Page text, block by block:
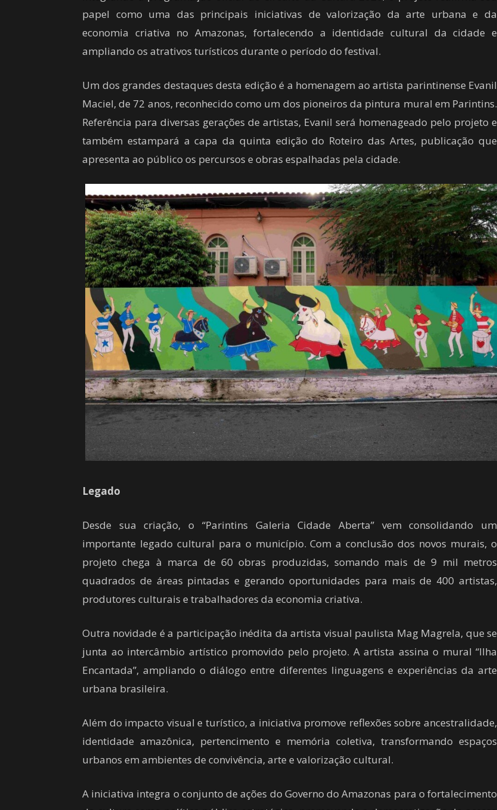
papel como uma das principais iniciativas de valorização da arte urbana e da
economia criativa no Amazonas, fortalecendo a identidade cultural da cidade e
ampliando os atrativos turísticos durante o período do festival.
Um dos grandes destaques desta edição é a homenagem ao artista parintinense Evanil
Maciel, de 72 anos, reconhecido como um dos pioneiros da pintura mural em Parintins.
Referência para diversas gerações de artistas, Evanil será homenageado pelo projeto e
também estampará a capa da quinta edição do Roteiro das Artes, publicação que
apresenta ao público os percursos e obras espalhadas pela cidade.
Legado
Desde sua criação, o “Parintins Galeria Cidade Aberta” vem consolidando um
importante legado cultural para o município. Com a conclusão dos novos murais, o
projeto chega à marca de 60 obras produzidas, somando mais de 9 mil metros
quadrados de áreas pintadas e gerando oportunidades para mais de 400 artistas,
produtores culturais e trabalhadores da economia criativa.
Outra novidade é a participação inédita da artista visual paulista Mag Magrela, que se
junta ao intercâmbio artístico promovido pelo projeto. A artista assina o mural “Ilha
Encantada”, ampliando o diálogo entre diferentes linguagens e experiências da arte
urbana brasileira.
Além do impacto visual e turístico, a iniciativa promove reflexões sobre ancestralidade,
identidade amazônica, pertencimento e memória coletiva, transformando espaços
urbanos em ambientes de convivência, arte e valorização cultural.
A iniciativa integra o conjunto de ações do Governo do Amazonas para o fortalecimento